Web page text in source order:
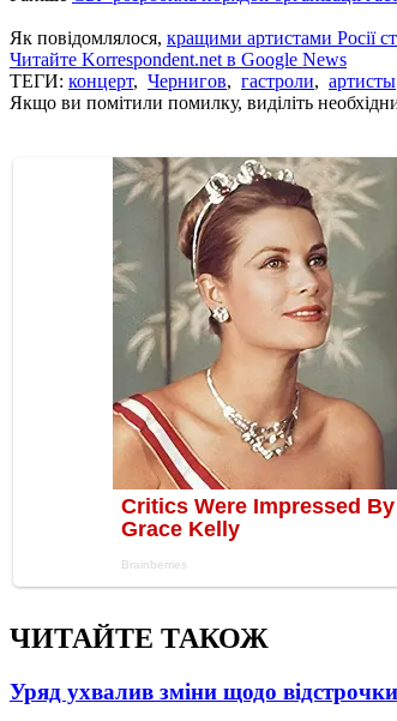
Як повідомлялося, кращими артистами Росії
Читайте Korrespondent.net в Google News
ТЕГИ: концерт, Чернигов, гастроли, артисты
Якщо ви помітили помилку, виділіть
ЧИТАЙТЕ ТАКОЖ
Уряд ухвалив зміни щодо відстрочки